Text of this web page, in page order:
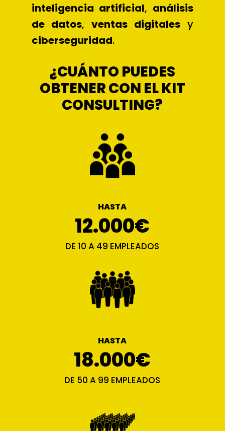
inteligencia artificial, análisis
de datos, ventas digitales y
ciberseguridad.
¿CUÁNTO PUEDES
OBTENER CON EL KIT
CONSULTING?
HASTA
12.000€
DE 10 A 49 EMPLEADOS
HASTA
18.000€
DE 50 A 99 EMPLEADOS